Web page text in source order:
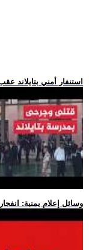
.. استنفار أمني بتايلاند عقب مقتل
.. وسائل إعلام يمنية: